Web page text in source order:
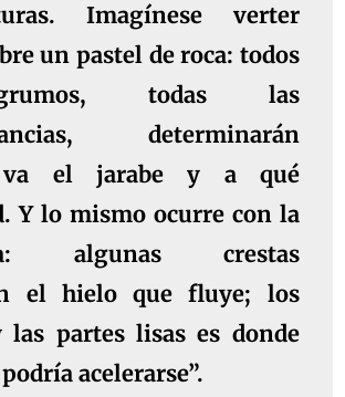
Imagínese verter
un pastel de roca: todos
todas las
determinarán
va el jarabe y a qué
Y lo mismo ocurre con la
algunas crestas
el hielo que fluye; los
las partes lisas es donde
acelerarse”.